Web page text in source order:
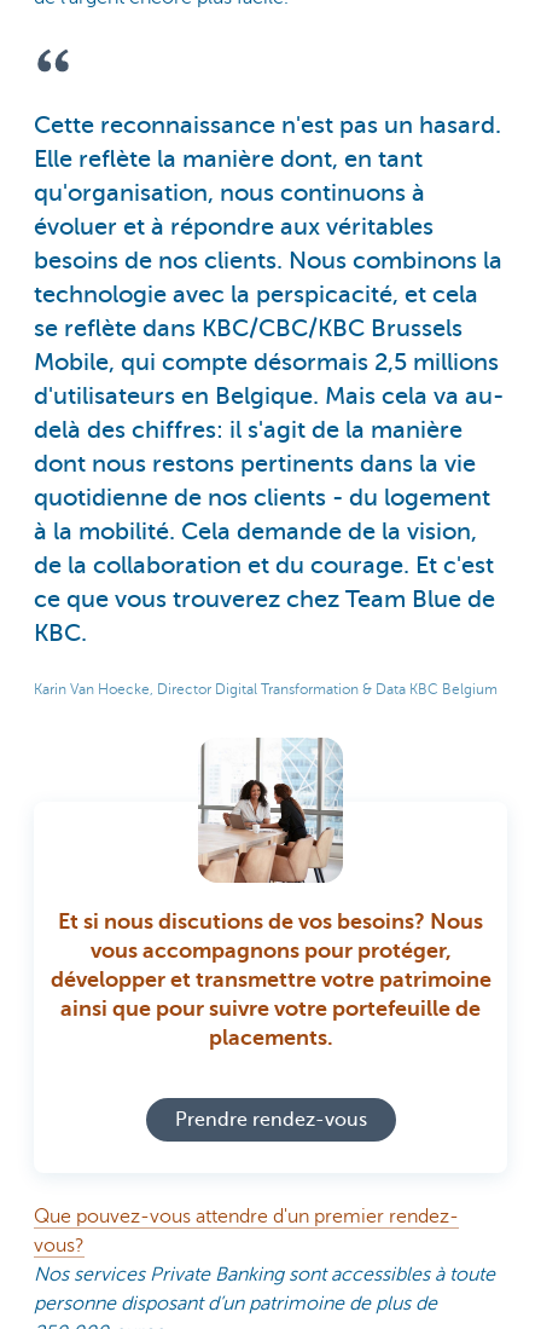
Cette reconnaissance n'est pas un hasard.
Elle reflète la manière dont, en tant
qu'organisation, nous continuons à
évoluer et à répondre aux véritables
besoins de nos clients. Nous combinons la
technologie avec la perspicacité, et cela
se reflète dans KBC/CBC/KBC Brussels
Mobile, qui compte désormais 2,5 millions
d'utilisateurs en Belgique. Mais cela va au-
delà des chiffres: il s'agit de la manière
dont nous restons pertinents dans la vie
quotidienne de nos clients - du logement
à la mobilité. Cela demande de la vision,
de la collaboration et du courage. Et c'est
ce que vous trouverez chez Team Blue de
KBC.
Karin Van Hoecke, Director Digital Transformation & Data KBC Belgium
Et si nous discutions de vos besoins? Nous
vous accompagnons pour protéger,
développer et transmettre votre patrimoine
ainsi que pour suivre votre portefeuille de
placements.
Prendre rendez-vous
Que pouvez-vous attendre d'un premier rendez-
vous?
Nos services Private Banking sont accessibles à toute
personne disposant d’un patrimoine de plus de